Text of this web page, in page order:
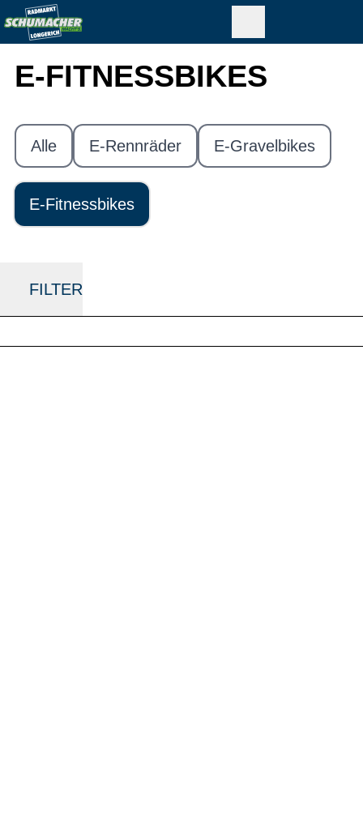
E-FITNESSBIKES
Alle E-Rennräder E-Gravelbikes
E-Fitnessbikes
FILTER